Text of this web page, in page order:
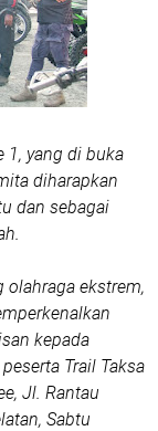
1, yang di buka
diharapkan
dan sebagai
olahraga ekstrem,
kepada
Trail Taksa
Jl. Rantau
Sabtu